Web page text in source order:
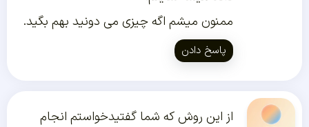
ممنون میشم اگه چیزی می دونید بهم بگید.
پاسخ دادن
از این روش که شما گفتیدخواستم انجام